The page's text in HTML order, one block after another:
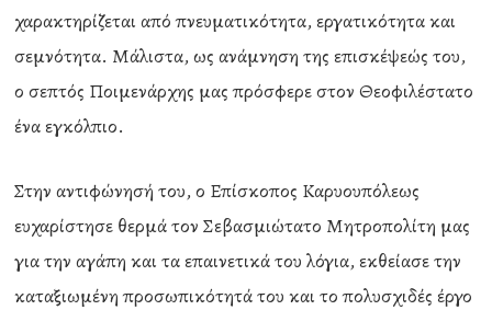
χαρακτηρίζεται από πνευματικότητα, εργατικότητα και
σεμνότητα. Μάλιστα, ως ανάμνηση της επισκέψεώς του,
ο σεπτός Ποιμενάρχης μας πρόσφερε στον Θεοφιλέστατο
ένα εγκόλπιο.
Στην αντιφώνησή του, ο Επίσκοπος Καρυουπόλεως
ευχαρίστησε θερμά τον Σεβασμιώτατο Μητροπολίτη μας
για την αγάπη και τα επαινετικά του λόγια, εκθείασε την
καταξιωμένη προσωπικότητά του και το πολυσχιδές έργο